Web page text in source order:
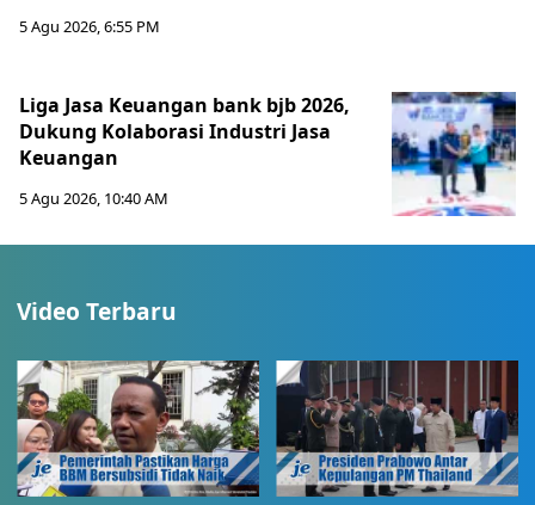
5 Agu 2026, 6:55 PM
Liga Jasa Keuangan bank bjb 2026,
Dukung Kolaborasi Industri Jasa
Keuangan
5 Agu 2026, 10:40 AM
Video Terbaru